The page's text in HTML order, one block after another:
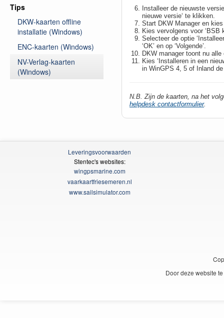
Installeer de nieuwste
nieuwe versie‘ te klikken.
Start DKW Manager en kies
Kies vervolgens voor ‘BSB
Selecteer de optie
‘OK’ en op ‘Volgende’.
DKW manager toont nu alle
Kies ‘Installeren in een
in WinGPS 4, 5 of Inland
N.B. Zijn de kaarten, na het
helpdesk contactformulier.
Tips
DKW-kaarten offline
installatie (Windows)
ENC-kaarten (Windows)
NV-Verlag-kaarten
(Windows)
Leveringsvoorwaarden
Stentec's websites:
wingpsmarine.com
vaarkaartfriesemeren.nl
www.sailsimulator.com
Door deze website